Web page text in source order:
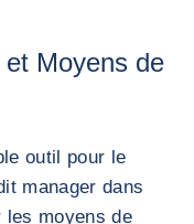
Moyens de
outil pour le
manager dans
les moyens de